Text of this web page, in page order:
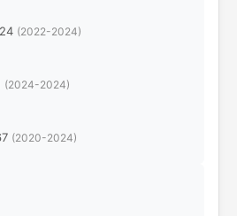
(2022-2024)
(2024-2024)
(2020-2024)